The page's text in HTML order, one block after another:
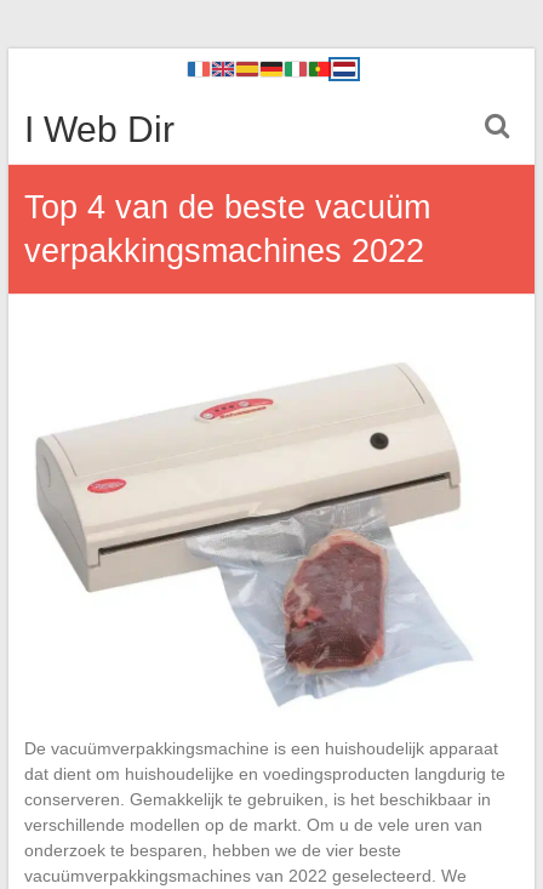
I Web Dir
Top 4 van de beste vacuüm
verpakkingsmachines 2022
De vacuümverpakkingsmachine is een huishoudelijk apparaat
dat dient om huishoudelijke en voedingsproducten langdurig te
conserveren. Gemakkelijk te gebruiken, is het beschikbaar in
verschillende modellen op de markt. Om u de vele uren van
onderzoek te besparen, hebben we de vier beste
vacuümverpakkingsmachines van 2022 geselecteerd. We